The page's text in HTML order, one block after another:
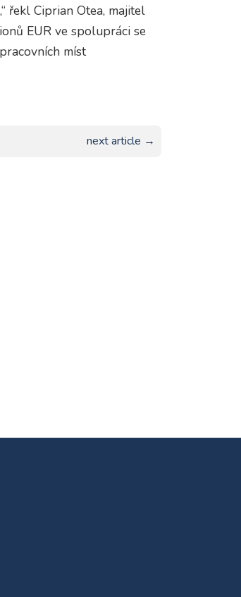
řekl Ciprian Otea, majitel
EUR ve spolupráci se
míst
next article →